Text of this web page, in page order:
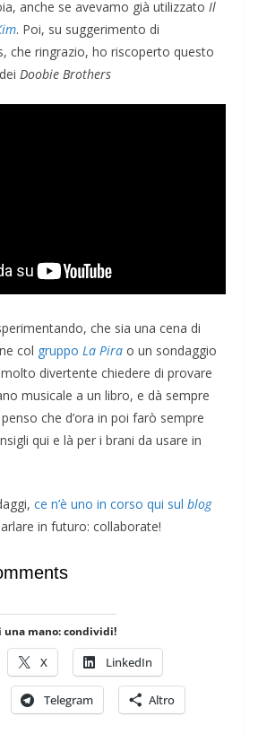
anche se avevamo già utilizzato Il
. Poi, su suggerimento di
che ringrazio, ho riscoperto questo
Doobie Brothers
che sia una cena di
col gruppo La Pira o un sondaggio
divertente chiedere di provare
musicale a un libro, e dà sempre
che d’ora in poi farò sempre
qui e là per i brani da usare in
ce n’è uno in corso qui sul blog
in futuro: collaborate!
una mano: condividi!
X LinkedIn
Telegram Altro